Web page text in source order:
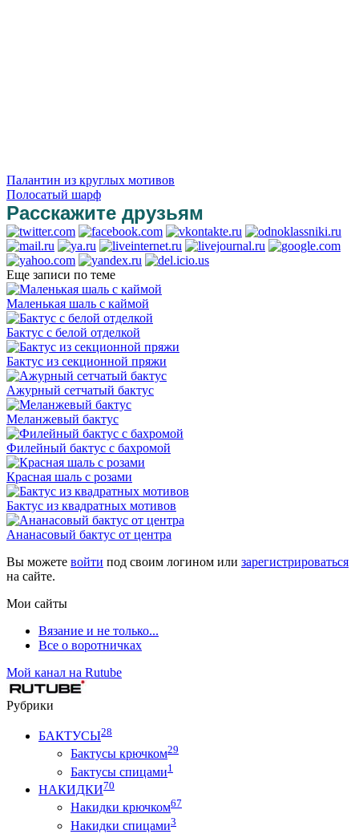
Палантин из круглых мотивов
Полосатый шарф
Расскажите друзьям
Еще записи по теме
Маленькая шаль с каймой
Бактус с белой отделкой
Бактус из секционной пряжи
Ажурный сетчатый бактус
Меланжевый бактус
Филейный бактус с бахромой
Красная шаль с розами
Бактус из квадратных мотивов
Ананасовый бактус от центра
Вы можете войти под своим логином или зарегистрироваться
на сайте.
Мои сайты
Вязание и не только...
Все о воротничках
Мой канал на Rutube
Рубрики
БАКТУСЫ28
Бактусы крючком29
Бактусы спицами1
НАКИДКИ70
Накидки крючком67
Накидки спицами3